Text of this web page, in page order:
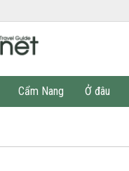
Cẩm Nang Ở đâu